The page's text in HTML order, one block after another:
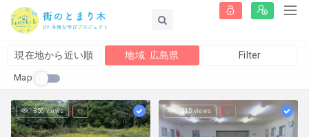
現在地から近い順 地域: 広島県 Filter
Map
356 views 215 views